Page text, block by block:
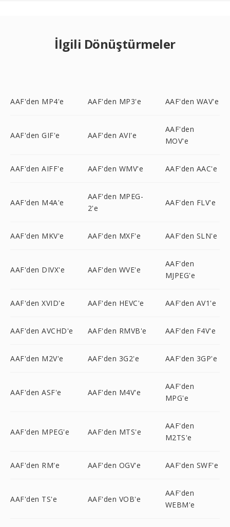
İlgili Dönüştürmeler
AAF'den MP4'e AAF'den MP3'e AAF'den WAV'e
AAF'den GIF'e AAF'den AVI'e
AAF'den
MOV'e
AAF'den AIFF'e AAF'den WMV'e AAF'den AAC'e
AAF'den M4A'e
AAF'den MPEG-
2'e
AAF'den FLV'e
AAF'den MKV'e AAF'den MXF'e AAF'den SLN'e
AAF'den DIVX'e AAF'den WVE'e
AAF'den
MJPEG'e
AAF'den XVID'e AAF'den HEVC'e AAF'den AV1'e
AAF'den AVCHD'e AAF'den RMVB'e AAF'den F4V'e
AAF'den M2V'e AAF'den 3G2'e AAF'den 3GP'e
AAF'den ASF'e AAF'den M4V'e
AAF'den
MPG'e
AAF'den MPEG'e AAF'den MTS'e
AAF'den
M2TS'e
AAF'den RM'e AAF'den OGV'e AAF'den SWF'e
AAF'den TS'e AAF'den VOB'e
AAF'den
WEBM'e